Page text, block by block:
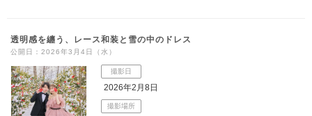
透明感を纏う、レース和装と雪の中のドレス
公開日：2026年3月4日（水）
撮影日
2026年2月8日
撮影場所